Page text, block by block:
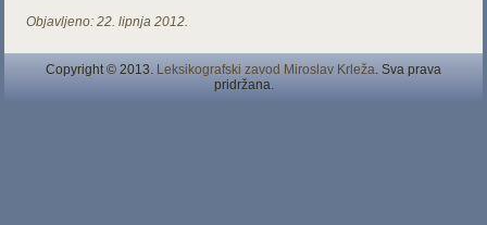
Objavljeno: 22. lipnja 2012.
Copyright © 2013. Leksikografski zavod Miroslav Krleža. Sva prava
pridržana.